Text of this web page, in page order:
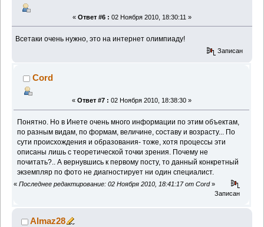
« Ответ #6 : 02 Ноября 2010, 18:30:11 »
Всетаки очень нужно, это на интернет олимпиаду!
Записан
Cord
« Ответ #7 : 02 Ноября 2010, 18:38:30 »
Понятно. Но в Инете очень много информации по этим объектам,
по разным видам, по формам, величине, составу и возрасту... По
сути происхождения и образования- тоже, хотя процессы эти
описаны лишь с теоретической точки зрения. Почему не
почитать?.. А вернувшись к первому посту, то данный конкретный
экземпляр по фото не диагностирует ни один специалист.
« Последнее редактирование: 02 Ноября 2010, 18:41:17 от Cord»
Записан
Almaz28